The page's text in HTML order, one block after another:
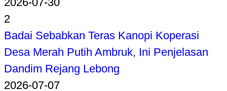
2
Badai Sebabkan Teras Kanopi Koperasi
Desa Merah Putih Ambruk, Ini Penjelasan
Dandim Rejang Lebong
2026-07-07